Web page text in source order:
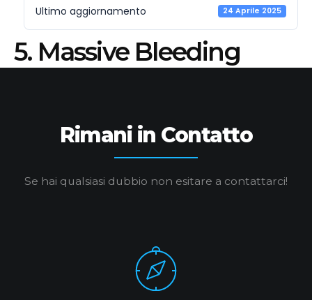
Ultimo aggiornamento 24 Aprile 2025
5. Massive Bleeding
Rimani in Contatto
Se hai qualsiasi dubbio non esitare a contattarci!